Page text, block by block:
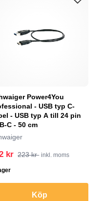
Power4You
- USB typ C-
- USB typ A till 24 pin
C - 50 cm
kr 223 kr inkl. moms
Köp